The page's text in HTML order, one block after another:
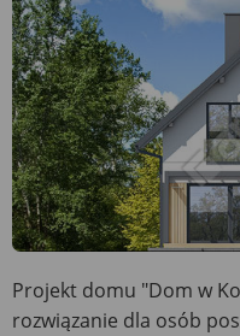
Projekt domu "Dom w
rozwiązanie dla osób